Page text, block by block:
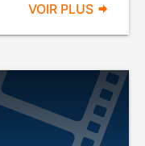
VOIR PLUS